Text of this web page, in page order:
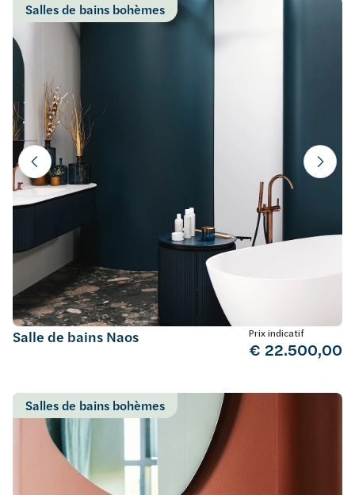
Salles de bains bohèmes
Salle de bains Naos Prix indicatif
€ 22.500,00
Salles de bains bohèmes